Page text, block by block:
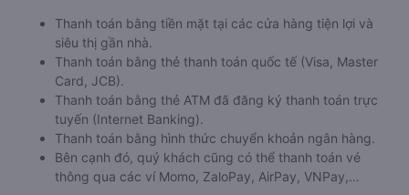
Thanh toán bằng tiền mặt tại các cửa hàng tiện lợi và
siêu thị gần nhà.
Thanh toán bằng thẻ thanh toán quốc tế (Visa, Master
Card, JCB).
Thanh toán bằng thẻ ATM đã đăng ký thanh toán trực
tuyến (Internet Banking).
Thanh toán bằng hình thức chuyển khoản ngân hàng.
Bên cạnh đó, quý khách cũng có thể thanh toán vé
thông qua các ví Momo, ZaloPay, AirPay, VNPay,…